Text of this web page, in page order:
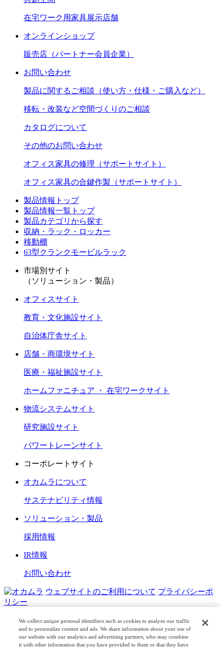
在宅ワーク用家具展示店舗
オンラインショップ
販売店（パートナー会員企業）
お問い合わせ
製品に関するご相談（使い方・仕様・ご購入など）
移転・改装など空間づくりのご相談
カタログについて
その他のお問い合わせ
オフィス家具の修理（サポートサイト）
オフィス家具の合鍵作製（サポートサイト）
製品情報トップ
製品情報一覧トップ
製品カテゴリから探す
収納・ラック・ロッカー
移動棚
63型クランクモービルラック
市場別サイト
（ソリューション・製品）
オフィスサイト
教育・文化施設サイト
自治体庁舎サイト
店舗・商環境サイト
医療・福祉施設サイト
ホームファニチュア ・ 在宅ワークサイト
物流システムサイト
研究施設サイト
パワートレーンサイト
コーポレートサイト
オカムラについて
サステナビリティ情報
ソリューション・製品
採用情報
IR情報
お問い合わせ
ウェブサイトのご利用について プライバシーポ
リシー
COPYRIGHT © OKAMURA CORPORATION. ALL RIGHTS
RESERVED.
日本公式 企業広報
We collect unique personal identifiers such as cookies to analyze our traffic
and to personalize content and ads. We share information about your use of
our website with our analytics and advertising partners, who may combine
it with other information that you have provided to them or that they have